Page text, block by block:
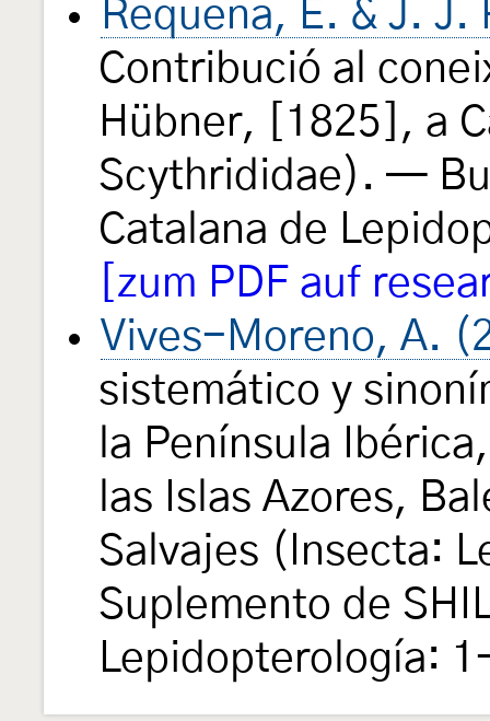
Requena, E. & J.
Contribució al
Hübner, [1825], a
Scythrididae). —
Catalana de
[zum PDF auf
Vives-Moreno, A.
sistemático y
la Península
las Islas Azores,
Salvajes (Insecta:
Suplemento de
Lepidopterología: